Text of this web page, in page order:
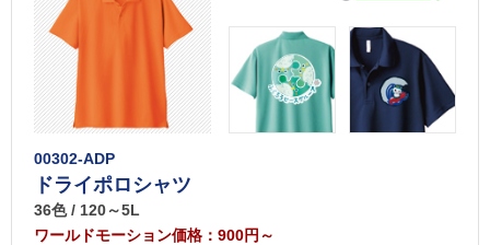
00302-ADP
ドライポロシャツ
36色 / 120～5L
ワールドモーション価格：900円～